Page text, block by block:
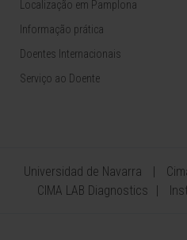
Localização em Pamplona
Informação prática
Doentes Internacionais
Serviço ao Doente
Universidad de Navarra
CIMA LAB Diagnostics